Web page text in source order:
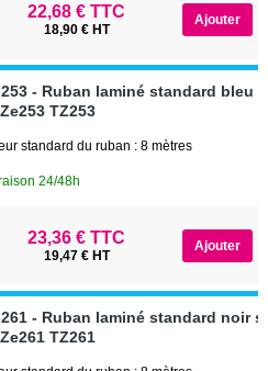
22,68 € TTC
18,90 € HT
253 - Ruban laminé standard bleu
TZ253
standard du ruban : 8 mètres
24/48h
23,36 € TTC
19,47 € HT
261 - Ruban laminé standard noir
TZ261